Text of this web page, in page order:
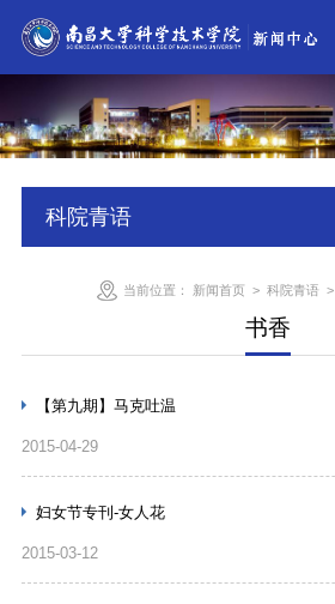
科院青语
当前位置： 新闻首页 > 科院青语>
书香
【第九期】马克吐温
2015-04-29
妇女节专刊-女人花
2015-03-12